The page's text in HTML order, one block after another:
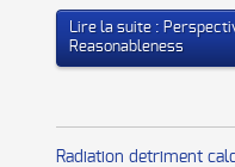
Lire la suite :
Reasonableness
Radiation detriment